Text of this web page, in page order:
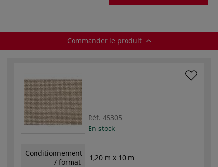
Commander le produit
Réf. 45305
En stock
Conditionnement
/ format
1,20 m x 10 m